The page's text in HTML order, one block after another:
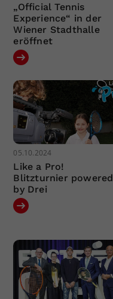
„Official Tennis
Experience“ in der
Wiener Stadthalle
eröffnet
05.10.2024
Like a Pro!
Blitzturnier powered
by Drei